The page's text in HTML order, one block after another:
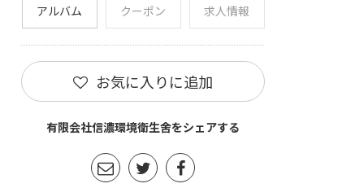
アルバム クーポン 求人情報
お気に入りに追加
有限会社信濃環境衛生舍をシェアする